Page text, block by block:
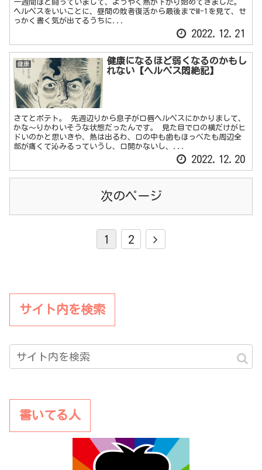
一週間ほど闘っていまして、ようやく熱が下がり始めてきました。
ヘルペスをいいことに、昼間の敗者復活から最後までM-1を見て、せ
っかく書く気が出てるうちに...
2022.12.21
健康
健康になるほど弱くなるのかもし
れない【ヘルペス悶絶記】
さてとポテト。 先週辺りから息子が口唇ヘルペスにかかりまして、
かな～りかわいそうな状態だったんです。 見た目で口の横だけがヒ
ドいのかと思いきや、熱は出るわ、口の中も歯もほっぺたも周辺全
部が痛くて沁みるっていうし、口開かないし、...
2022.12.20
次のページ
1 2
サイト内を検索
書いてる人